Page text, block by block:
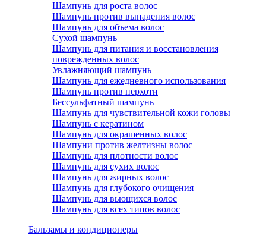
Шампунь для роста волос
Шампунь против выпадения волос
Шампунь для объема волос
Сухой шампунь
Шампунь для питания и восстановления
поврежденных волос
Увлажняющий шампунь
Шампунь для ежедневного использования
Шампунь против перхоти
Бессульфатный шампунь
Шампунь для чувствительной кожи головы
Шампунь с кератином
Шампунь для окрашенных волос
Шампуни против желтизны волос
Шампунь для плотности волос
Шампунь для сухих волос
Шампунь для жирных волос
Шампунь для глубокого очищения
Шампунь для вьющихся волос
Шампунь для всех типов волос
Бальзамы и кондиционеры